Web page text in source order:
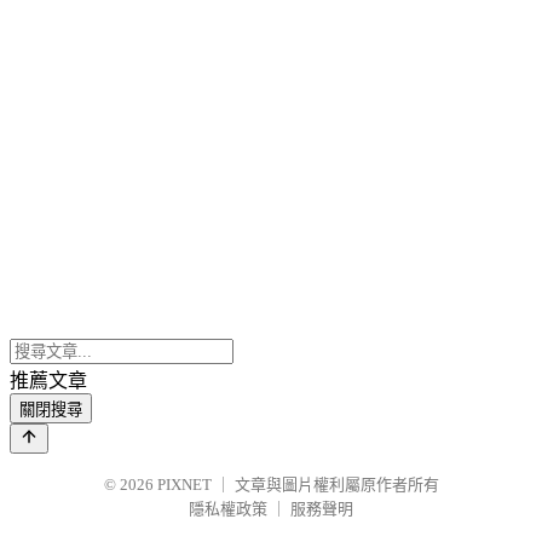
推薦文章
關閉搜尋
© 2026 PIXNET
文章與圖片權利屬原作者所有
隱私權政策
服務聲明